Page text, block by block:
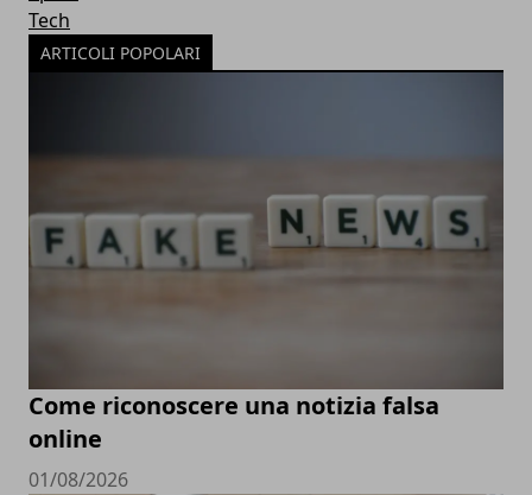
Tech
ARTICOLI POPOLARI
Come riconoscere una notizia falsa
online
01/08/2026